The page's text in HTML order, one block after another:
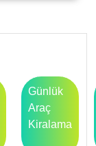
Günlük
Araç
Kiralama